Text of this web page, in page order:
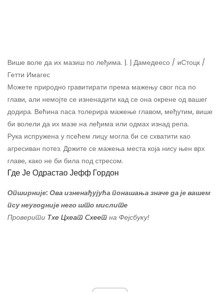
Више воле да их мазиш по леђима. |. | Дамедеесо / иСтоцк /
Гетти Имагес
Можете природно гравитирати према мажењу свог пса по
глави, али немојте се изненадити кад се она окрене од вашег
додира. Већина паса толерира мажење главом, међутим, више
би волели да их мазе на леђима или одмах изнад репа.
Рука испружена у псећем лицу могла би се схватити као
агресиван потез. Држите се мажења места која нису њен врх
главе, како не би била под стресом.
Где Је Одрастао Јефф Гордон
Опширније: Ова изненађујућа понашања значе да је вашем
псу неугодније него што мислите
Проверити Тхе Цхеат Схеет на Фејсбуку!